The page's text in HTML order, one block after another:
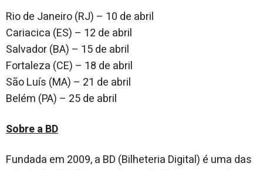
Rio de Janeiro (RJ) – 10 de abril
Cariacica (ES) – 12 de abril
Salvador (BA) – 15 de abril
Fortaleza (CE) – 18 de abril
São Luís (MA) – 21 de abril
Belém (PA) – 25 de abril
Sobre a BD
Fundada em 2009, a BD (Bilheteria Digital) é uma das